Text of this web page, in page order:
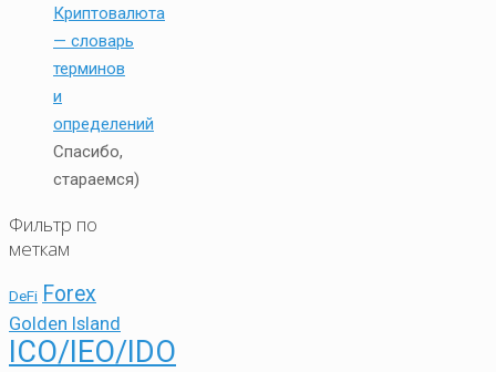
Криптовалюта
— словарь
терминов
и
определений
Спасибо,
стараемся)
Фильтр по
меткам
DeFi Forex
Golden Island
ICO/IEO/IDO